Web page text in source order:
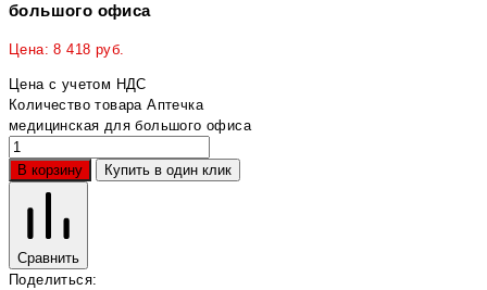
большого офиса
Цена:8 418 руб.
Цена с учетом НДС
Количество товара Аптечка
медицинская для большого офиса
В корзину Купить в один клик
Сравнить
Поделиться: